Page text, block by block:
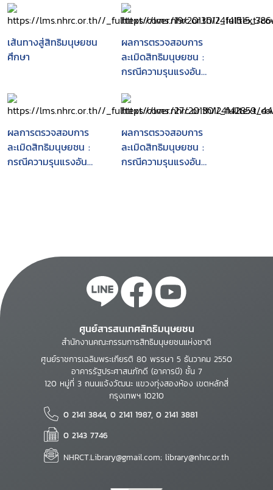
เส้นทางสู่สิทธิมนุษยชน
ศึกษา
ผลการตรวจสอบการ
ละเมิดสิทธิมนุษยชน :
กรณีความรุนแรงอัน
ก๊าซไทย-มาเลเซีย
ผลการตรวจสอบการ
ละเมิดสิทธิมนุษยชน :
กรณีความรุนแรงอัน
ผลการตรวจสอบการ
ละเมิดสิทธิมนุษยชน :
กรณีความรุนแรงอัน
ศูนย์สารสนเทศสิทธิมนุษยชน
สำนักงานคณะกรรมการสิทธิมนุษยชนแห่งชาติ
ศูนย์ราชการเฉลิมพระเกียรติ 80 พรรษา 5 ธันวาคม 2550
อาคารรัฐประศาสนภักดี (อาคารบี) ชั้น 7
120 หมู่ที่ 3 ถนนแจ้งวัฒนะ แขวงทุ่งสองห้อง เขตหลักสี่
กรุงเทพฯ 10210
0 2141 3844, 0 2141 1987, 0 2141 3881
0 2143 7746
NHRCT.Library@gmail.com; library@nhrc.or.th